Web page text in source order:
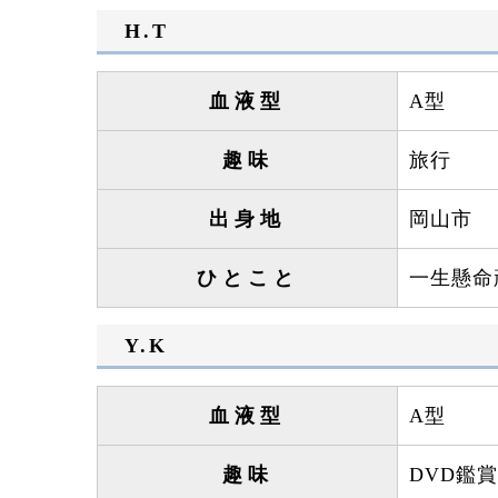
H.T
血液型 A型
趣味 旅行
出身地 岡山市
ひとこと 一生懸命
Y.K
血液型 A型
趣味 DVD鑑賞